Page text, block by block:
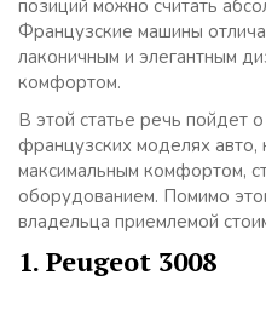
позиций можно считать
Французские машины
лаконичным и элегантным
комфортом.
В этой статье речь пойдет
французских моделях
максимальным комфортом,
оборудованием. Помимо
владельца приемлемой
1. Peugeot 3008